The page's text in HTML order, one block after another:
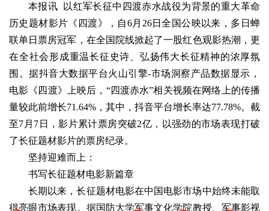
本报讯 以红军长征中四渡赤水战役为背景的重大革命
历史题材影片《四渡》，自6月26日全国公映以来，多日蝉
联单日票房冠军，在全国院线掀起了一股红色观影热潮，更
在全社会形成重温长征史诗、弘扬伟大长征精神的浓厚氛
围。据抖音大数据平台火山引擎-市场洞察产品数据显示，
电影《四渡》上映后，“四渡赤水”相关视频在网络上的传播
量较此前增长71.64%，其中，抖音平台增长率达77.78%。截
至7月7日，影片累计票房突破2亿，以强劲的市场表现打破
了长征题材影片的票房纪录。
坚持迎难而上：
书写长征题材电影新篇章
长期以来，长征题材电影在中国电影市场中始终未能取
得亮眼市场表现。据国防大学军事文化学院教授、军事影视